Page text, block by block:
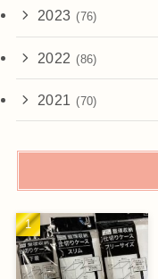
2023 (76)
2022 (86)
2021 (70)